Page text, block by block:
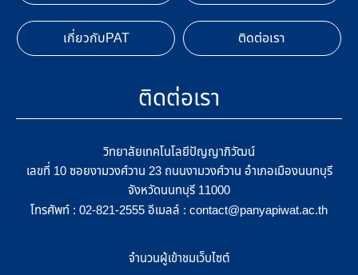
เกี่ยวกับPAT ติดต่อเรา
ติดต่อเรา
วิทยาลัยเทคโนโลยีปัญญาภิวัฒน์
เลขที่ 10 ซอยงามวงศ์วาน 23 ถนนงามวงศ์วาน อำเภอเมืองนนทบุรี
จังหวัดนนทบุรี 11000
โทรศัพท์ : 02-821-2555 อีเมลล์ : contact@panyapiwat.ac.th
จำนวนผู้เข้าชมเว็บไซต์